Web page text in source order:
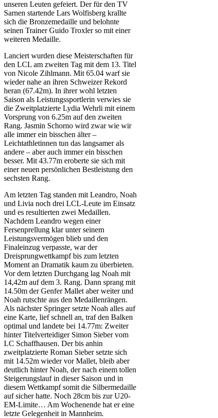
unseren Leuten gefeiert. Der für den TV
Sarnen startende Lars Wolfisberg krallte
sich die Bronzemedaille und belohnte
seinen Trainer Guido Troxler so mit einer
weiteren Medaille.
Lanciert wurden diese Meisterschaften für
den LCL am zweiten Tag mit dem 13. Titel
von Nicole Zihlmann. Mit 65.04 warf sie
wieder nahe an ihren Schweizer Rekord
heran (67.42m). In ihrer wohl letzten
Saison als Leistungssportlerin verwies sie
die Zweitplatzierte Lydia Wehrli mit einem
Vorsprung von 6.25m auf den zweiten
Rang. Jasmin Schorno wird zwar wie wir
alle immer ein bisschen älter –
Leichtathletinnen tun das langsamer als
andere – aber auch immer ein bisschen
besser. Mit 43.77m eroberte sie sich mit
einer neuen persönlichen Bestleistung den
sechsten Rang.
Am letzten Tag standen mit Leandro, Noah
und Livia noch drei LCL-Leute im Einsatz
und es resultierten zwei Medaillen.
Nachdem Leandro wegen einer
Fersenprellung klar unter seinem
Leistungsvermögen blieb und den
Finaleinzug verpasste, war der
Dreisprungwettkampf bis zum letzten
Moment an Dramatik kaum zu überbieten.
Vor dem letzten Durchgang lag Noah mit
14,42m auf dem 3. Rang. Dann sprang mit
14.50m der Genfer Mallet aber weiter und
Noah rutschte aus den Medaillenrängen.
Als nächster Springer setzte Noah alles auf
eine Karte, lief schnell an, traf den Balken
optimal und landete bei 14.77m: Zweiter
hinter Titelverteidiger Simon Sieber vom
LC Schaffhausen. Der bis anhin
zweitplatzierte Roman Sieber setzte sich
mit 14.52m wieder vor Mallet, bleib aber
deutlich hinter Noah, der nach einem tollen
Steigerungslauf in dieser Saison und in
diesem Wettkampf somit die Silbermedaille
auf sicher hatte. Noch 28cm bis zur U20-
EM-Limite… Am Wochenende hat er eine
letzte Gelegenheit in Mannheim.